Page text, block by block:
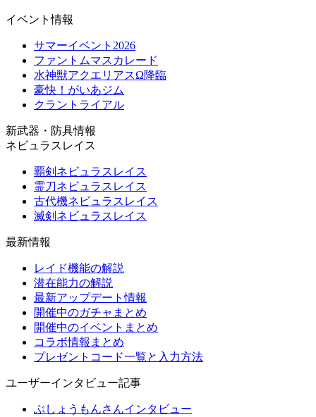
イベント情報
サマーイベント2026
ファントムマスカレード
水神獣アクエリアスΩ降臨
豪快！がいあジム
クラントライアル
新武器・防具情報
ネビュラスレイス
覇剣ネビュラスレイス
霊刀ネビュラスレイス
古代機ネビュラスレイス
滅剣ネビュラスレイス
最新情報
レイド機能の解説
潜在能力の解説
最新アップデート情報
開催中のガチャまとめ
開催中のイベントまとめ
コラボ情報まとめ
プレゼントコード一覧と入力方法
ユーザーインタビュー記事
ぶしょうもんさんインタビュー